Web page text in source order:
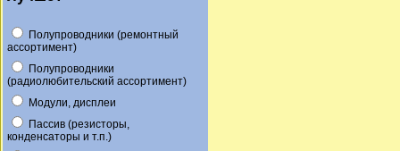
Полупроводники (ремонтный
ассортимент)
Полупроводники
(радиолюбительский ассортимент)
Модули, дисплеи
Пассив (резисторы,
конденсаторы и т.п.)